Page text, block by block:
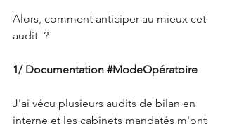
Alors, comment anticiper au mieux cet
audit  ?
1/ Documentation #ModeOpératoire
J'ai vécu plusieurs audits de bilan en
interne et les cabinets mandatés m'ont